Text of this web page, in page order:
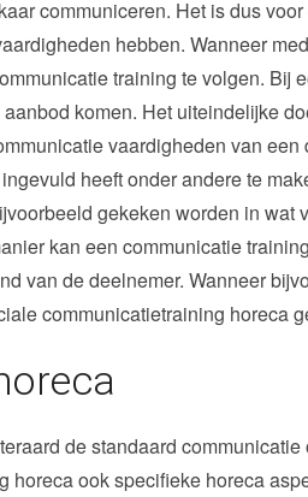
communiceren. Het is dus
hebben. Wanneer
training te volgen. Bij
komen. Het uiteindelijke
vaardigheden van
heeft onder andere te
gekeken worden in wat
kan een communicatie
van de deelnemer. Wanneer
communicatietraining horeca
de standaard
ook specifieke horeca